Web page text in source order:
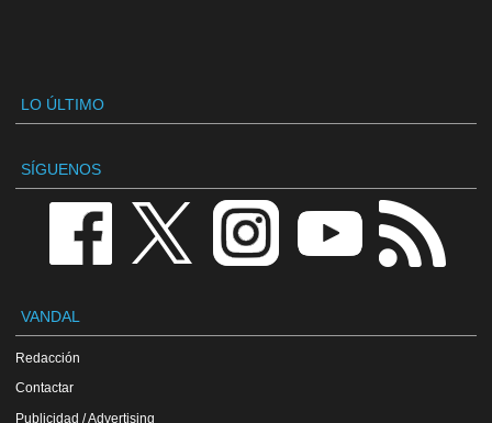
LO ÚLTIMO
SÍGUENOS
VANDAL
Redacción
Contactar
Publicidad / Advertising